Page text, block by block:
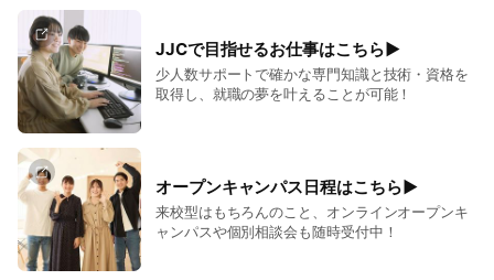
JJCで目指せるお仕事はこちら▶
少人数サポートで確かな専門知識と技術・資格を
取得し、就職の夢を叶えることが可能！
オープンキャンパス日程はこちら▶
来校型はもちろんのこと、オンラインオープンキ
ャンパスや個別相談会も随時受付中！